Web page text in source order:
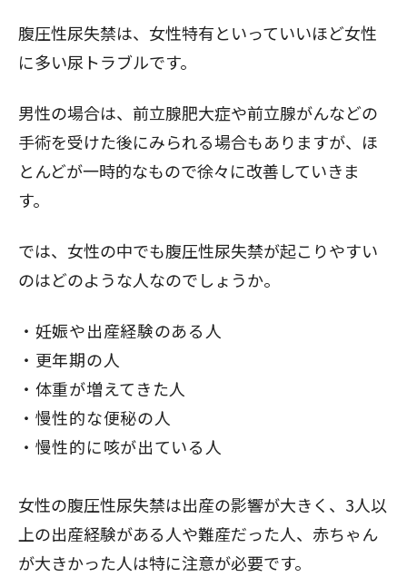
腹圧性尿失禁は、女性特有といっていいほど女性
に多い尿トラブルです。
男性の場合は、前立腺肥大症や前立腺がんなどの
手術を受けた後にみられる場合もありますが、ほ
とんどが一時的なもので徐々に改善していきま
す。
では、女性の中でも腹圧性尿失禁が起こりやすい
のはどのような人なのでしょうか。
妊娠や出産経験のある人
更年期の人
体重が増えてきた人
慢性的な便秘の人
慢性的に咳が出ている人
女性の腹圧性尿失禁は出産の影響が大きく、3人以
上の出産経験がある人や難産だった人、赤ちゃん
が大きかった人は特に注意が必要です。